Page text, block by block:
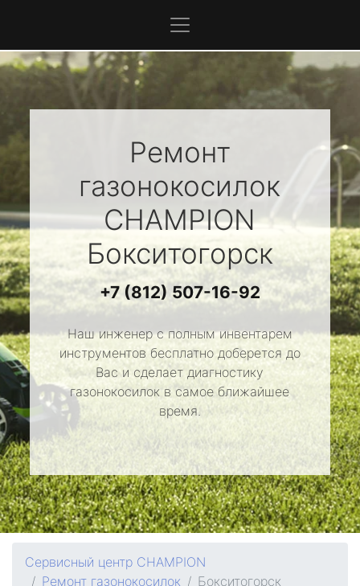
Ремонт
газонокосилок
CHAMPION
Бокситогорск
+7 (812) 507-16-92
Наш инженер с полным инвентарем
инструментов бесплатно доберется до
Вас и сделает диагностику
газонокосилок в самое ближайшее
время.
Сервисный центр CHAMPION
Ремонт газонокосилок
Бокситогорск